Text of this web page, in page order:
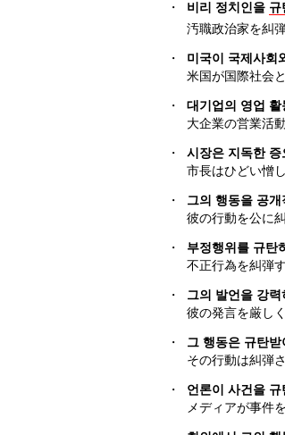
・ 비리 정치인을 규
汚職政治家を糾弾
・
미국이 국제사회
米国が国際社会
・
대기업의 영업
大企業の営業活
・
시장은 지독한
市長はひどい憎
・
그의 행동을 공
彼の行動を公に
・
부정행위를 규탄
不正行為を糾弾
・
그의 발언을 강
彼の発言を厳し
・
그 행동은 규탄받
その行動は糾弾
・
언론이 사건을
メディアが事件